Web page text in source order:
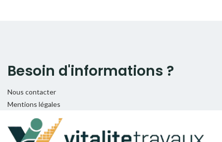
Besoin d'informations ?
Nous contacter
Mentions légales